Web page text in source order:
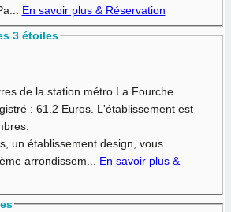
En savoir plus & Réservation
3 étoiles
de la station métro La Fourche.
: 61.2 Euros. L'établissement est
un établissement design, vous
arrondissem... En savoir plus &